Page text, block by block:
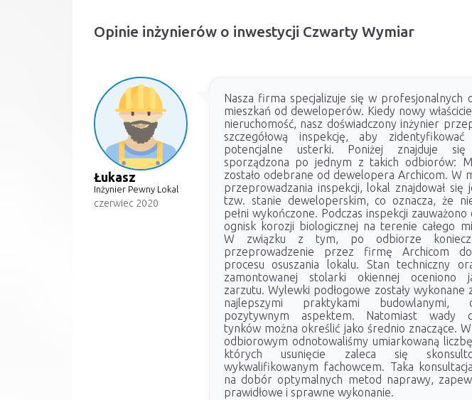
Opinie inżynierów o inwestycji Czwarty Wymiar
Łukasz
Inżynier Pewny Lokal
czerwiec 2020
Nasza firma specjalizuje się w profesjonalnych
mieszkań od deweloperów. Kiedy nowy
nieruchomość, nasz doświadczony inżynier
szczegółową inspekcję, aby zidentyfikować
potencjalne usterki. Poniżej znajduje się
sporządzona po jednym z takich odbiorów:
zostało odebrane od dewelopera Archicom. W
przeprowadzania inspekcji, lokal znajdował się
tzw. stanie deweloperskim, co oznacza, że
pełni wykończone. Podczas inspekcji zauważono
ognisk korozji biologicznej na terenie całego
W związku z tym, po odbiorze
przeprowadzenie przez firmę Archicom
procesu osuszania lokalu. Stan techniczny
zamontowanej stolarki okiennej oceniono
zarzutu. Wylewki podłogowe zostały wykonane
najlepszymi praktykami
pozytywnym aspektem. Natomiast wady
tynków można określić jako średnio znaczące.
odbiorowym odnotowaliśmy umiarkowaną
których usunięcie zaleca się
wykwalifikowanym fachowcem. Taka
na dobór optymalnych metod naprawy,
prawidłowe i sprawne wykonanie.